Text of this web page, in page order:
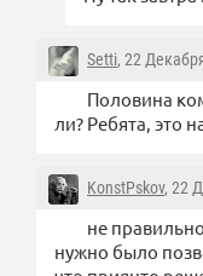
Setti, 22
Половина
ли? Ребята, это
KonstPskov, 22
не
нужно было